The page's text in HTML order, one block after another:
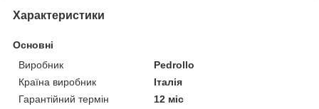
Характеристики
Основні
Виробник
Pedrollo
Країна виробник
Італія
Гарантійний термін
12 міс